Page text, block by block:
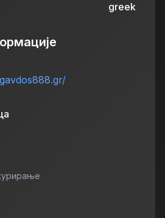
greek